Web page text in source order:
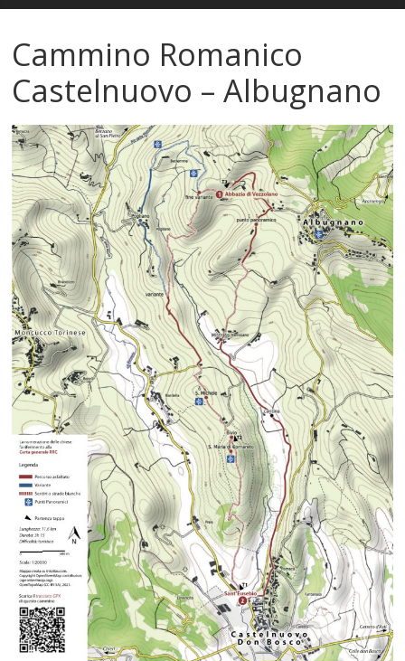
Cammino Romanico
Castelnuovo – Albugnano